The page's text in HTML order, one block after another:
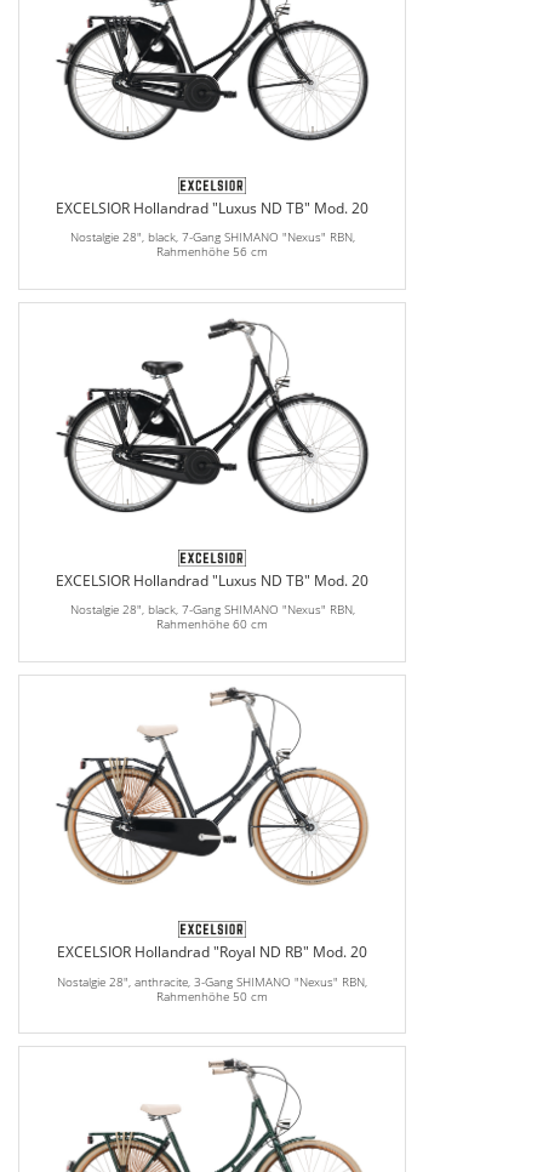
EXCELSIOR Hollandrad "Luxus ND TB" Mod. 20
Nostalgie 28", black, 7-Gang SHIMANO "Nexus" RBN,
Rahmenhöhe 56 cm
EXCELSIOR Hollandrad "Luxus ND TB" Mod. 20
Nostalgie 28", black, 7-Gang SHIMANO "Nexus" RBN,
Rahmenhöhe 60 cm
EXCELSIOR Hollandrad "Royal ND RB" Mod. 20
Nostalgie 28", anthracite, 3-Gang SHIMANO "Nexus" RBN,
Rahmenhöhe 50 cm